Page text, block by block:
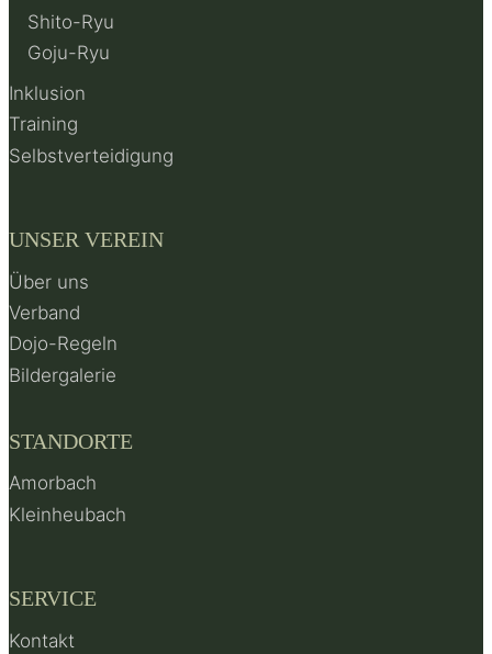
Shito-Ryu
Goju-Ryu
Inklusion
Training
Selbstverteidigung
UNSER VEREIN
Über uns
Verband
Dojo-Regeln
Bildergalerie
STANDORTE
Amorbach
Kleinheubach
SERVICE
Kontakt